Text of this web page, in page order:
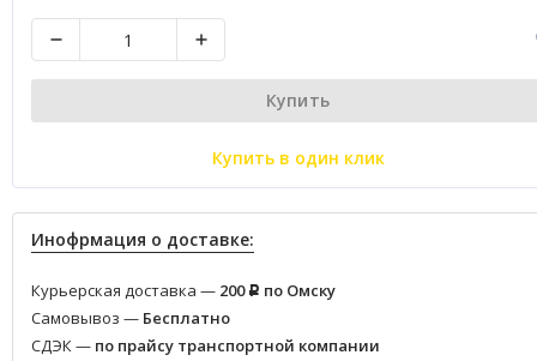
Купить
Купить в один клик
Инофрмация о доставке:
Курьерская доставка — 200 Р по Омску
Самовывоз — Бесплатно
СДЭК — по прайсу транспортной компании